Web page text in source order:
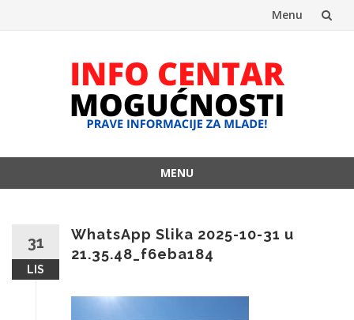
Menu
MENU
31
LIS
WhatsApp Slika 2025-10-31 u
21.35.48_f6eba184